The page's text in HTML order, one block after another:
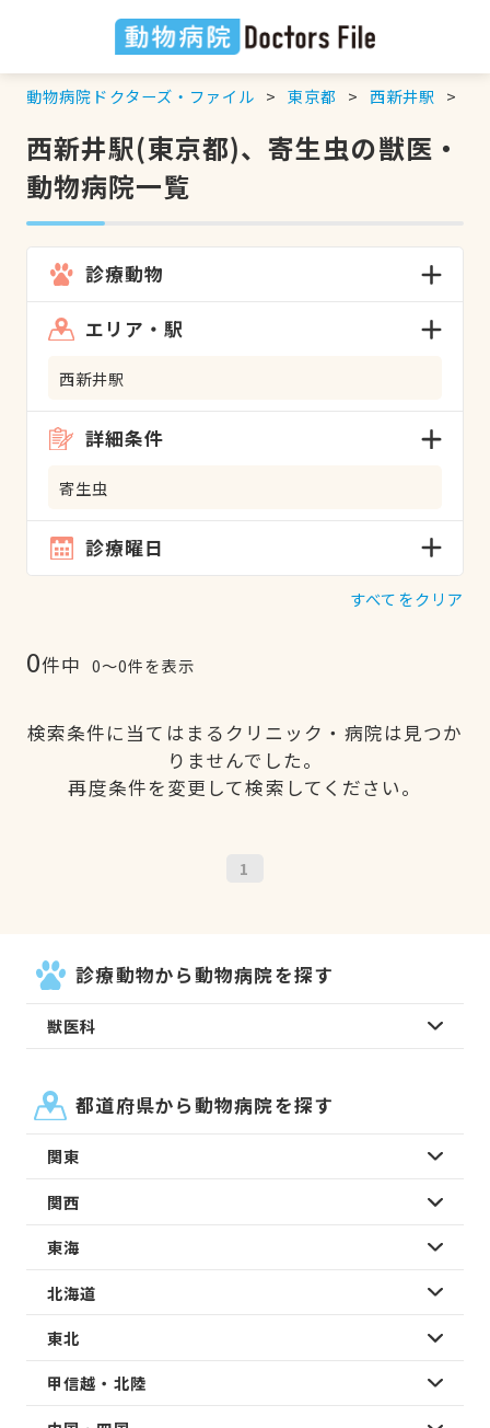
動物病院ドクターズ・ファイル 東京都 西新井駅
西新井駅(東京都)、寄生虫の獣医・
動物病院一覧
診療動物
エリア・駅
西新井駅
詳細条件
寄生虫
診療曜日
すべてをクリア
0件中 0〜0件を表示
検索条件に当てはまるクリニック・病院は見つか
りませんでした。
再度条件を変更して検索してください。
1
診療動物から動物病院を探す
獣医科
都道府県から動物病院を探す
関東
関西
東海
北海道
東北
甲信越・北陸